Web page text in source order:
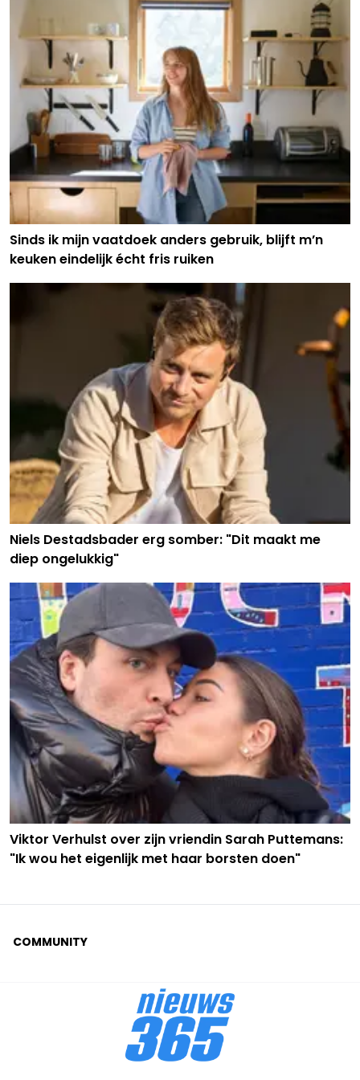
Sinds ik mijn vaatdoek anders gebruik, blijft m’n
keuken eindelijk écht fris ruiken
Niels Destadsbader erg somber: "Dit maakt me
diep ongelukkig"
Viktor Verhulst over zijn vriendin Sarah Puttemans:
"Ik wou het eigenlijk met haar borsten doen"
COMMUNITY